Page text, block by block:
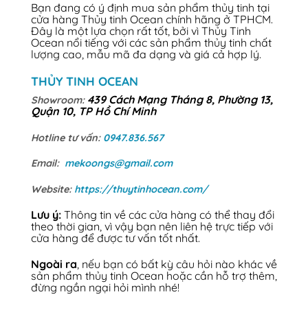
Bạn đang có ý định mua sản phẩm thủy tinh tại
cửa hàng Thủy tinh Ocean chính hãng ở TPHCM.
Đây là một lựa chọn rất tốt, bởi vì Thủy Tinh
Ocean nổi tiếng với các sản phẩm thủy tinh chất
lượng cao, mẫu mã đa dạng và giá cả hợp lý.
THỦY TINH OCEAN
Showroom: 439 Cách Mạng Tháng 8, Phường 13,
Quận 10, TP Hồ Chí Minh
Hotline tư vấn: 0947.836.567
Email: mekoongs@gmail.com
Website: https://thuytinhocean.com/
Lưu ý: Thông tin về các cửa hàng có thể thay đổi
theo thời gian, vì vậy bạn nên liên hệ trực tiếp với
cửa hàng để được tư vấn tốt nhất.
Ngoài ra , nếu bạn có bất kỳ câu hỏi nào khác về
sản phẩm thủy tinh Ocean hoặc cần hỗ trợ thêm,
đừng ngần ngại hỏi mình nhé!